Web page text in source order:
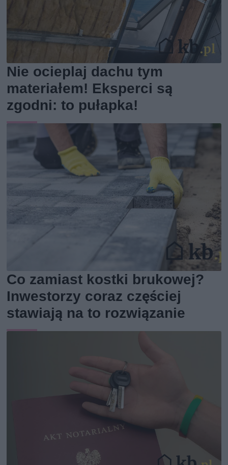
Nie ocieplaj dachu tym
materiałem! Eksperci są
zgodni: to pułapka!
Co zamiast kostki brukowej?
Inwestorzy coraz częściej
stawiają na to rozwiązanie